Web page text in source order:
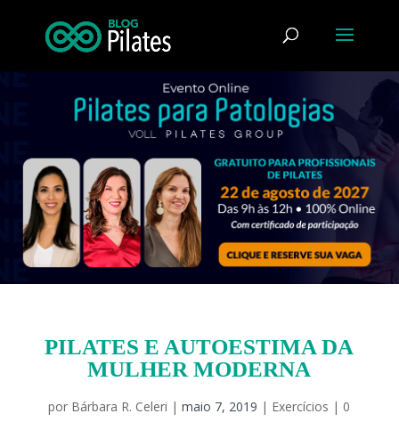
PILATES E AUTOESTIMA DA
MULHER MODERNA
por Bárbara R. Celeri |maio 7, 2019 | Exercícios | 0